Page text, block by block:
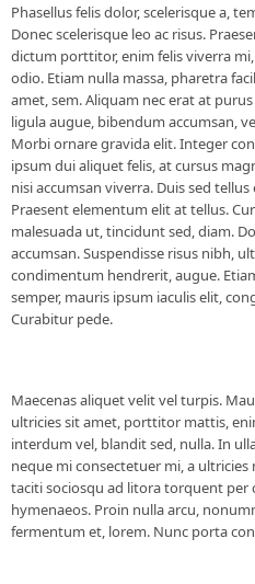
Phasellus felis dolor, scelerisque a,
Donec scelerisque leo ac risus.
dictum porttitor, enim felis viverra
odio. Etiam nulla massa, pharetra
amet, sem. Aliquam nec erat at
ligula augue, bibendum accumsan,
Morbi ornare gravida elit. Integer
ipsum dui aliquet felis, at cursus
nisi accumsan viverra. Duis sed
Praesent elementum elit at tellus.
malesuada ut, tincidunt sed, diam.
accumsan. Suspendisse risus nibh,
condimentum hendrerit, augue.
semper, mauris ipsum iaculis elit,
Curabitur pede.
Maecenas aliquet velit vel turpis.
ultricies sit amet, porttitor mattis,
interdum vel, blandit sed, nulla. In
neque mi consectetuer mi, a ultricies
taciti sociosqu ad litora torquent per
hymenaeos. Proin nulla arcu,
fermentum et, lorem. Nunc porta